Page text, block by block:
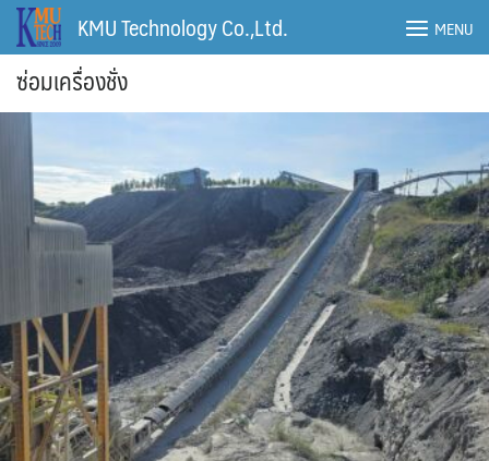
Skip
content
KMU Technology Co.,Ltd. MENU
ซ่อมเครื่องชั่ง